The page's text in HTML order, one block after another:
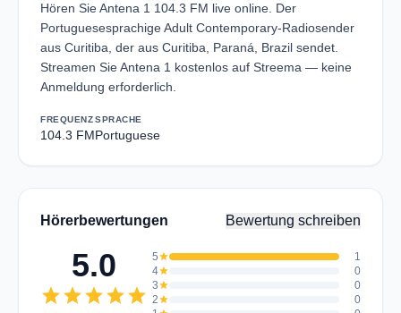
Hören Sie Antena 1 104.3 FM live online. Der
Portuguesesprachige Adult Contemporary-Radiosender
aus Curitiba, der aus Curitiba, Paraná, Brazil sendet.
Streamen Sie Antena 1 kostenlos auf Streema — keine
Anmeldung erforderlich.
FREQUENZ
104.3 FM
SPRACHE
Portuguese
Hörerbewertungen Bewertung schreiben
5.0
starstarstarstarstar
5star
1
4star
0
3star
0
2star
0